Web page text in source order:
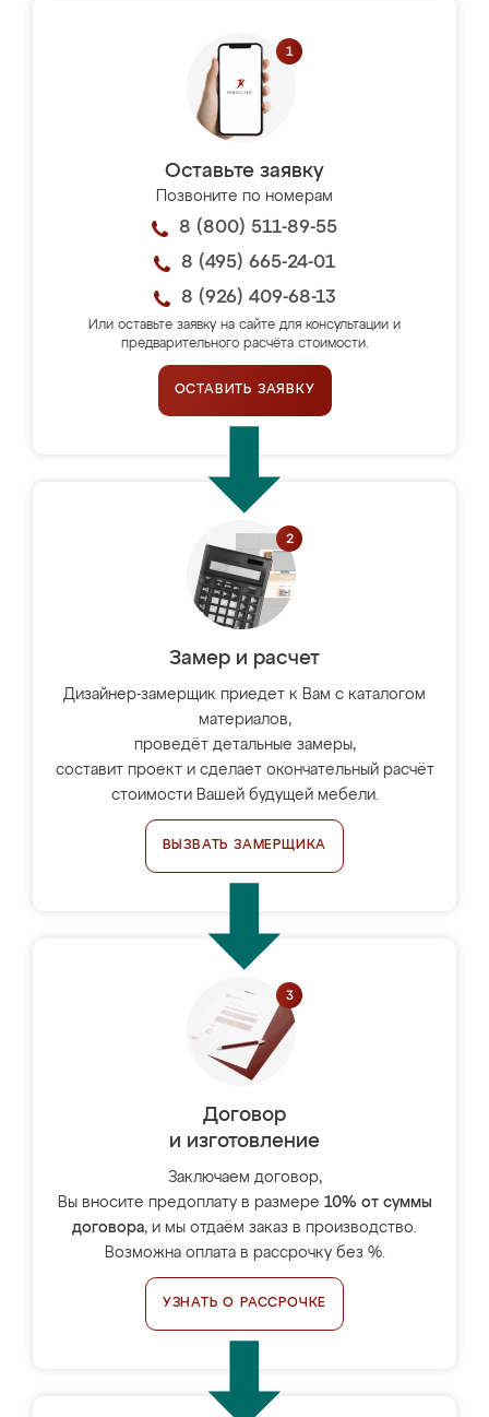
Оставьте заявку
Позвоните по номерам
8 (800) 511-89-55
8 (495) 665-24-01
8 (926) 409-68-13
Или оставьте заявку на сайте для консультации и
предварительного расчёта стоимости.
ОСТАВИТЬ ЗАЯВКУ
Замер и расчет
Дизайнер-замерщик приедет к Вам с каталогом
материалов,
проведёт детальные замеры,
составит проект и сделает окончательный расчёт
стоимости Вашей будущей мебели.
ВЫЗВАТЬ ЗАМЕРЩИКА
Договор
и изготовление
Заключаем договор,
Вы вносите предоплату в размере 10% от суммы
договора, и мы отдаём заказ в производство.
Возможна оплата в рассрочку без %.
УЗНАТЬ О РАССРОЧКЕ